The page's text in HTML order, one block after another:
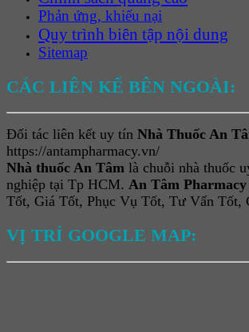
Phản ứng, khiếu nại
Quy trình biên tập nội dung
Sitemap
CÁC LIÊN KẾ BÊN NGOÀI:
Đối tác liên kết uy tín Nhà Thuốc An
https://antampharmacy.vn/
Nhà thuốc An Tâm là chuỗi nhà thuốc
nghiệp tại Tp HCM. An Tâm Pharmacy
Tốt, Giá Tốt, Phục Vụ Tốt, Tư Vấn Tốt,
VỊ TRÍ GOOGLE MAP: